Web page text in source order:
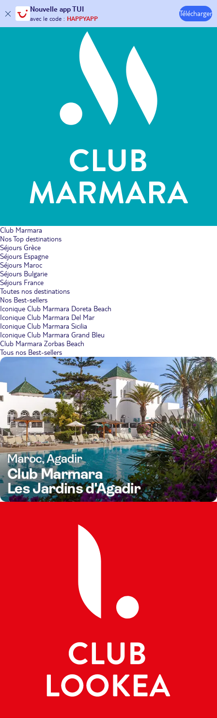
Nouvelle app TUI
30€ offerts*sur votrevoyage !
avec le code :HAPPYAPP
Télécharger
Hôtels & Clubs
Club Marmara
Nos Top destinations
Séjours Grèce
Séjours Espagne
Séjours Maroc
Séjours Bulgarie
Séjours France
Toutes nos destinations
Nos Best-sellers
Iconique Club Marmara Doreta Beach
Iconique Club Marmara Del Mar
Iconique Club Marmara Sicilia
Iconique Club Marmara Grand Bleu
Club Marmara Zorbas Beach
Tous nos Best-sellers